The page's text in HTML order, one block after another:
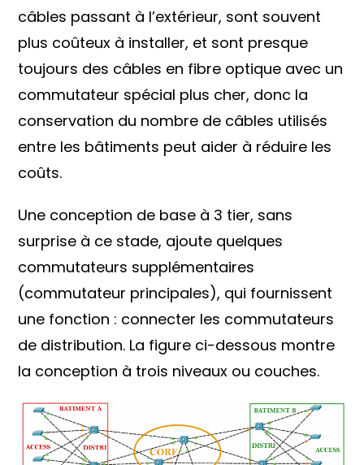
câbles passant à l’extérieur, sont souvent
plus coûteux à installer, et sont presque
toujours des câbles en fibre optique avec un
commutateur spécial plus cher, donc la
conservation du nombre de câbles utilisés
entre les bâtiments peut aider à réduire les
coûts.
Une conception de base à 3 tier, sans
surprise à ce stade, ajoute quelques
commutateurs supplémentaires
(commutateur principales), qui fournissent
une fonction : connecter les commutateurs
de distribution. La figure ci-dessous montre
la conception à trois niveaux ou couches.